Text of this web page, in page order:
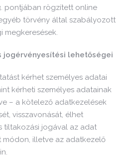
pontjában rögzített online
törvény által szabályozott
megkeresések.
jogérvényesítési lehetőségei
kérhet személyes adatai
kérheti személyes adatainak
– a kötelező adatkezelések
visszavonását, élhet
tiltakozási jogával az adat
módon, illetve az adatkezelő